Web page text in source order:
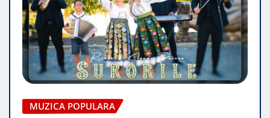
MUZICA POPULARA